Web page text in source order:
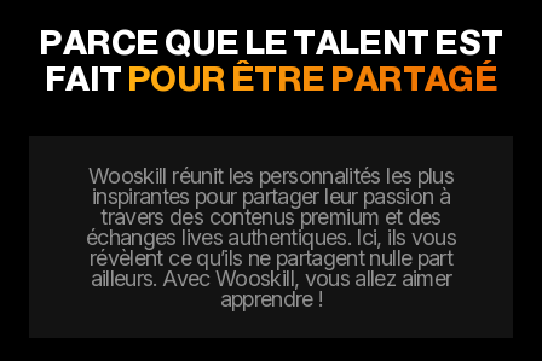
PARCE QUE LE TALENT EST
FAIT POUR ÊTRE PARTAGÉ
Wooskill réunit les personnalités les plus
inspirantes pour partager leur passion à
travers des contenus premium et des
échanges lives authentiques. Ici, ils vous
révèlent ce qu’ils ne partagent nulle part
ailleurs. Avec Wooskill, vous allez aimer
apprendre !